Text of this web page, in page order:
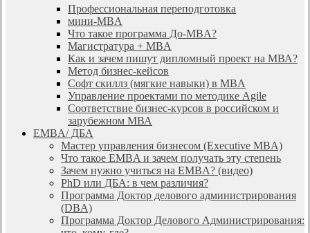
Профессиональная переподготовка
мини-MBA
Что такое программа До-MBA?
Магистратура + MBA
Как и зачем пишут дипломный проект на МВА?
Метод бизнес-кейсов
Софт скиллз (мягкие навыки) в MBA
Управление проектами по методике Agile
Соответствие бизнес-курсов в российском и
зарубежном МВА
EMBA/ ДБA
Мастер управления бизнесом (Executive MBA)
Что такое EMBA и зачем получать эту степень
Зачем нужно учиться на EMBA? (видео)
PhD или ДБА: в чем различия?
Программа Доктор делового администрирования
(DBА)
Программа Доктор Делового Администрирования: